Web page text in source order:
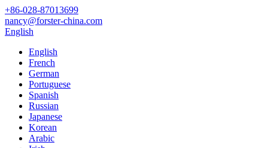
+86-028-87013699
nancy@forster-china.com
English
English
French
German
Portuguese
Spanish
Russian
Japanese
Korean
Arabic